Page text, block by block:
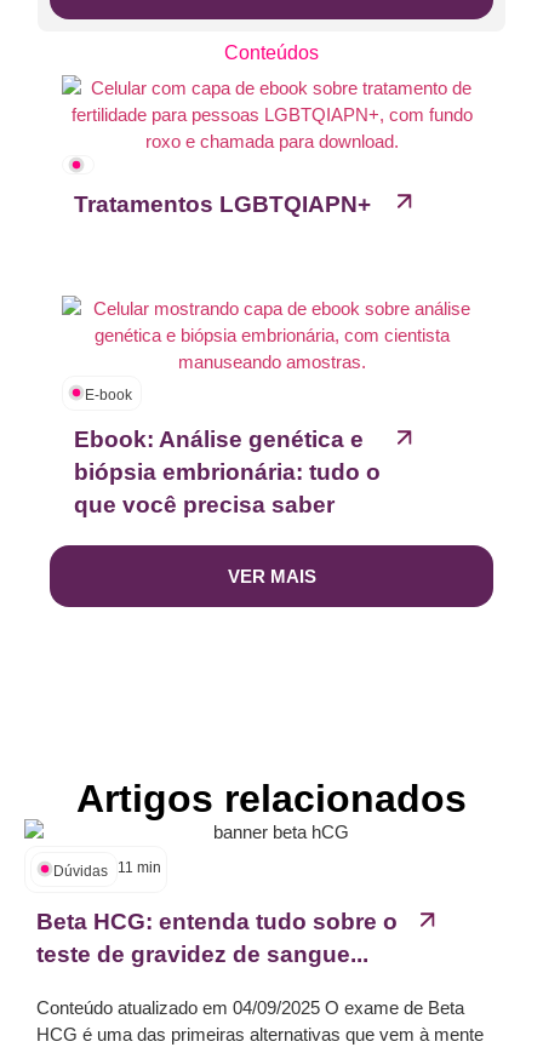
Conteúdos
Tratamentos LGBTQIAPN+
E-book
Ebook: Análise genética e
biópsia embrionária: tudo o
que você precisa saber
VER MAIS
Artigos relacionados
Dúvidas 11 min
Beta HCG: entenda tudo sobre o
teste de gravidez de sangue...
Conteúdo atualizado em 04/09/2025 O exame de Beta
HCG é uma das primeiras alternativas que vem à mente